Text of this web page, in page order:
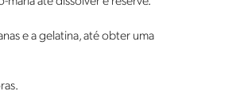
e a gelatina, até obter uma